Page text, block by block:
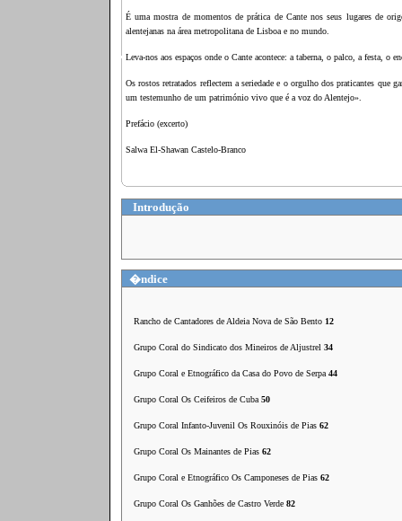
É uma mostra de momentos de prática de Cante nos seus lugares de
alentejanas na área metropolitana de Lisboa e no mundo.
Leva-nos aos espaços onde o Cante acontece: a taberna, o palco, a festa, o
Os rostos retratados reflectem a seriedade e o orgulho dos praticantes que
um testemunho de um património vivo que é a voz do Alentejo».
Prefácio (excerto)
Salwa El‑Shawan Castelo‑Branco
Introdução
�ndice
Rancho de Cantadores de Aldeia Nova de São Bento 12
Grupo Coral do Sindicato dos Mineiros de Aljustrel 34
Grupo Coral e Etnográfico da Casa do Povo de Serpa 44
Grupo Coral Os Ceifeiros de Cuba 50
Grupo Coral Infanto‑Juvenil Os Rouxinóis de Pias 62
Grupo Coral Os Mainantes de Pias 62
Grupo Coral e Etnográfico Os Camponeses de Pias 62
Grupo Coral Os Ganhões de Castro Verde 82